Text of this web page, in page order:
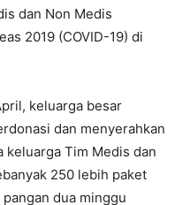
dan Non Medis
2019 (COVID-19) di
keluarga besar
dan menyerahkan
keluarga Tim Medis dan
250 lebih paket
dua minggu